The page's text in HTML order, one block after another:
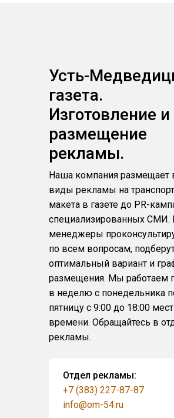
Усть-
газета.
Изготовление и
размещение
рекламы.
Наша компания размещает
виды рекламы на
макета в газете до PR-
специализированных
менеджеры
по всем вопросам,
оптимальный вариант и
размещения. Мы работаем
в неделю с понедельника
пятницу с 9:00 до 18:00
времени. Обращайтесь в
рекламы.
Отдел рекламы:
+7 (383) 227-87-87
info@om-54.ru